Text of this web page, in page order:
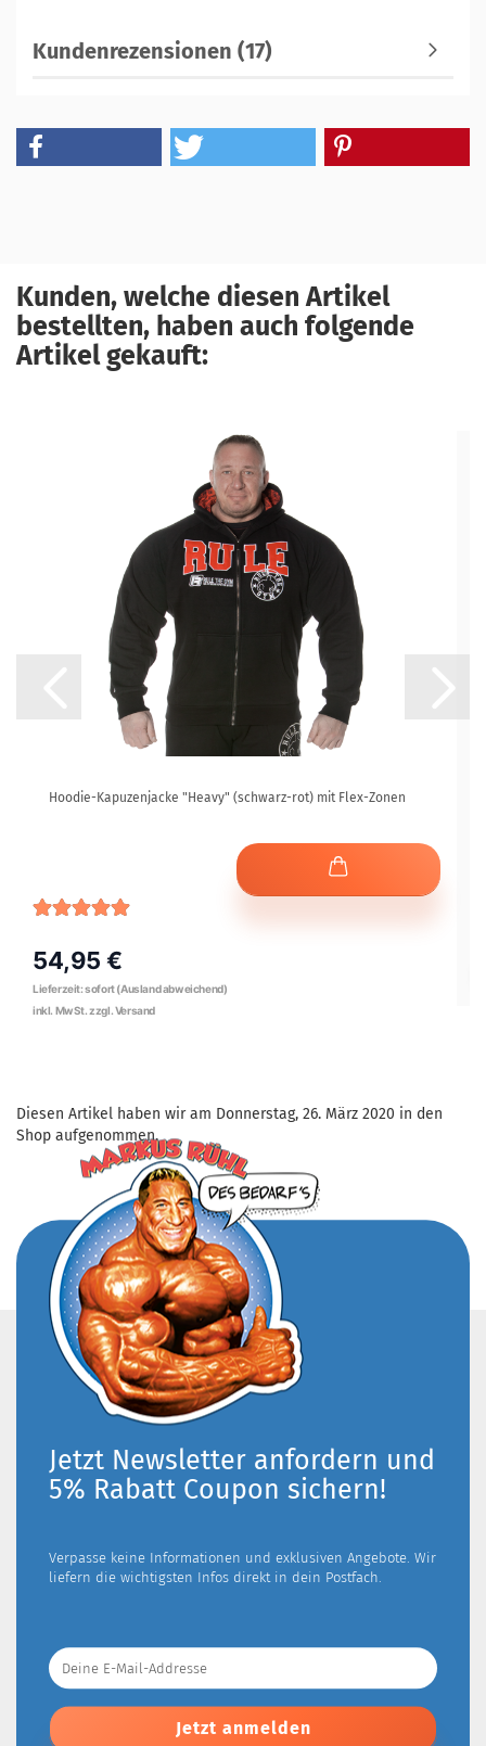
Kundenrezensionen (17)
Kunden, welche diesen Artikel
bestellten, haben auch folgende
Artikel gekauft:
Hoodie-Kapuzenjacke "Heavy" (schwarz-rot) mit Flex-Zonen
54,95 €
Diesen Artikel haben wir am Donnerstag, 26. März 2020 in den
Shop aufgenommen.
Jetzt Newsletter anfordern und
5% Rabatt Coupon sichern!
Verpasse keine Informationen und exklusiven Angebote. Wir
liefern die wichtigsten Infos direkt in dein Postfach.
Deine
E-
Mail-
Addresse